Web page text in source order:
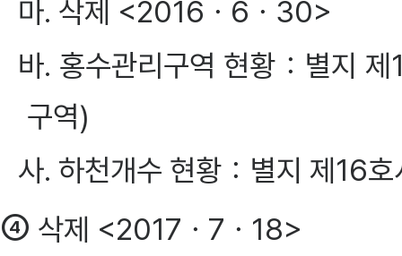
마. 삭제 <2016ㆍ6ㆍ30>
바. 홍수관리구역 현황：별지
구역)
사. 하천개수 현황：별지 제16
④ 삭제 <2017ㆍ7ㆍ18>